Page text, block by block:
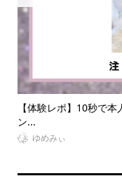
【大人オタク向け】
介！推...
VitaminDay編集部